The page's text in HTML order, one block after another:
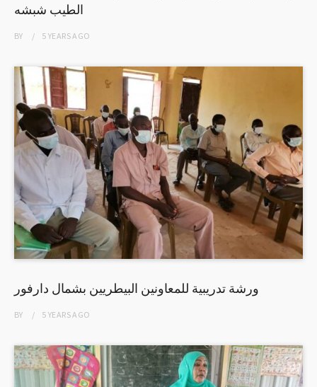
الطيب شبشه
BY 5 YEARSAGO
ورشة تدريبية للمعاونين البيطريين بشمال دارفور
BY 5 YEARSAGO